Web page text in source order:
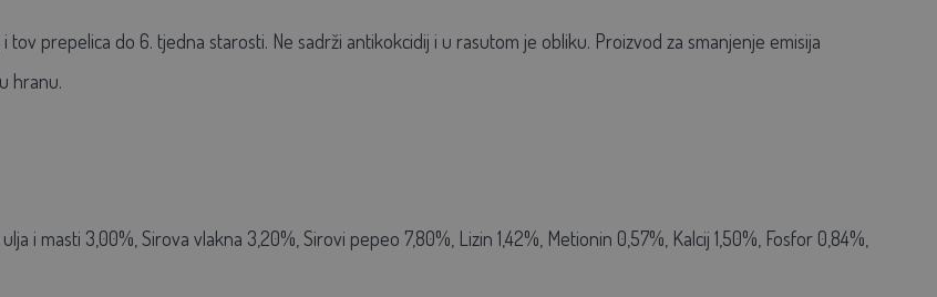
tov prepelica do 6. tjedna starosti. Ne sadrži antikokcidij i u rasutom je obliku. Proizvod za smanjenje emisija
hranu.
i masti 3,00%, Sirova vlakna 3,20%, Sirovi pepeo 7,80%, Lizin 1,42%, Metionin 0,57%, Kalcij 1,50%, Fosfor 0,84%,